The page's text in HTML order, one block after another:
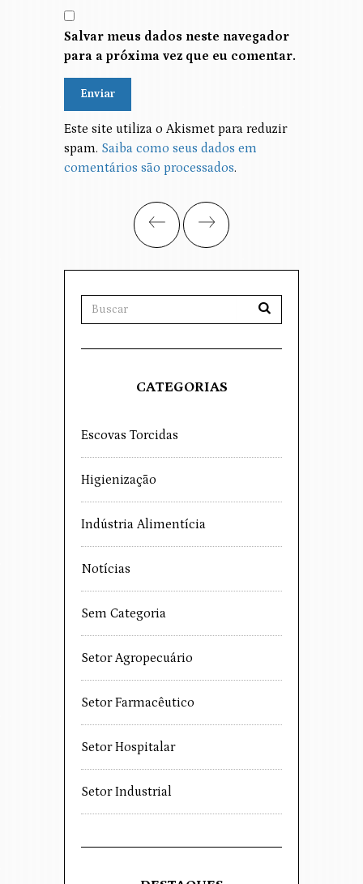
Salvar meus dados neste navegador
para a próxima vez que eu comentar.
Alternative:
Este site utiliza o Akismet para reduzir
spam. Saiba como seus dados em
comentários são processados.
CATEGORIAS
Escovas Torcidas
Higienização
Indústria Alimentícia
Notícias
Sem Categoria
Setor Agropecuário
Setor Farmacêutico
Setor Hospitalar
Setor Industrial